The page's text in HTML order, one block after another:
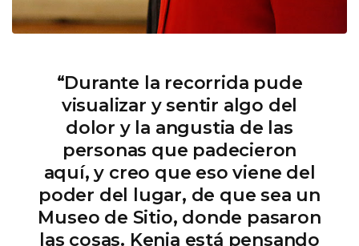
“Durante la recorrida pude
visualizar y sentir algo del
dolor y la angustia de las
personas que padecieron
aquí, y creo que eso viene del
poder del lugar, de que sea un
Museo de Sitio, donde pasaron
las cosas. Kenia está pensando